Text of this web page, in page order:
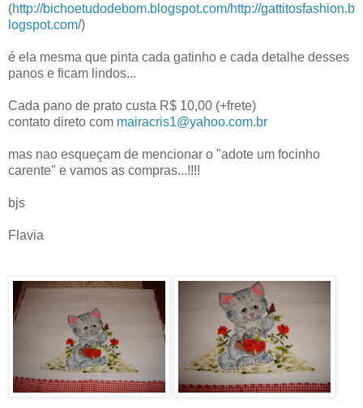
(http://bichoetudodebom.blogspot.com/http://gattitosfashion.b
logspot.com/)
é ela mesma que pinta cada gatinho e cada detalhe desses
panos e ficam lindos...
Cada pano de prato custa R$ 10,00 (+frete)
contato direto com mairacris1@yahoo.com.br
mas nao esqueçam de mencionar o "adote um focinho
carente" e vamos as compras...!!!!
bjs
Flavia